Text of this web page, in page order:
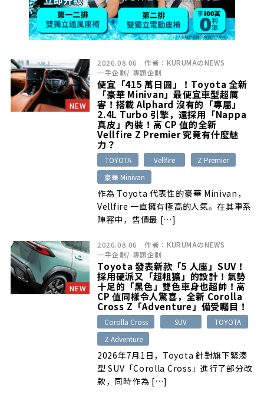
NEW
2026.08.06 作者： KURUMAのNEWS
一手企劃/ 專題企劃
便宜「415 萬日圓」！Toyota 全新
「豪華 Minivan」最便宜車型超厲
害！搭載 Alphard 沒有的「專屬」
2.4L Turbo 引擎，還採用「Nappa
真皮」內裝！高 CP 值的全新
Vellfire Z Premier 究竟有什麼魅
力？
TOYOTA Vellfire
Z Premier
豪華 Minivan
作為 Toyota 代表性的豪華 Minivan，
Vellfire 一直擁有極高的人氣。在其車系
陣容中，售價最 […]
NEW
2026.08.06 作者： KURUMAのNEWS
一手企劃/ 專題企劃
Toyota 發表新款「5 人座」SUV！
採用硬派又「超粗獷」的設計！氣勢
十足的「黑色」雙色車身也超帥！高
CP 值同樣令人驚喜，全新 Corolla
Cross Z「Adventure」備受矚目！
Corolla Cross SUV
TOYOTA
Z Adventure
2026年7月1日，Toyota 針對旗下緊湊
型 SUV「Corolla Cross」進行了部分改
款，同時作為 […]